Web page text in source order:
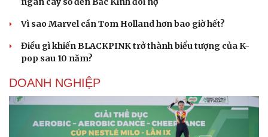
Vì sao Marvel cần Tom Holland hơn bao giờ hết?
Điều gì khiến BLACKPINK trở thành biểu tượng của K-
pop sau 10 năm?
DOANH NGHIỆP